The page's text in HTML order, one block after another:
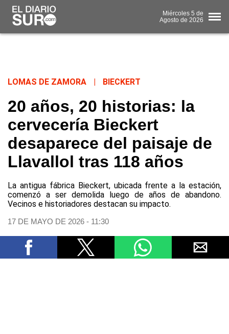
Miércoles 5 de
Agosto de 2026
LOMAS DE ZAMORA BIECKERT
20 años, 20 historias: la
cervecería Bieckert
desaparece del paisaje de
Llavallol tras 118 años
La antigua fábrica Bieckert, ubicada frente a la estación,
comenzó a ser demolida luego de años de abandono.
Vecinos e historiadores destacan su impacto.
17 DE MAYO DE 2026 - 11:30